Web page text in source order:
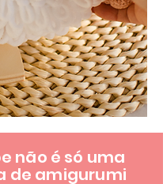
não é só uma
de amigurumi